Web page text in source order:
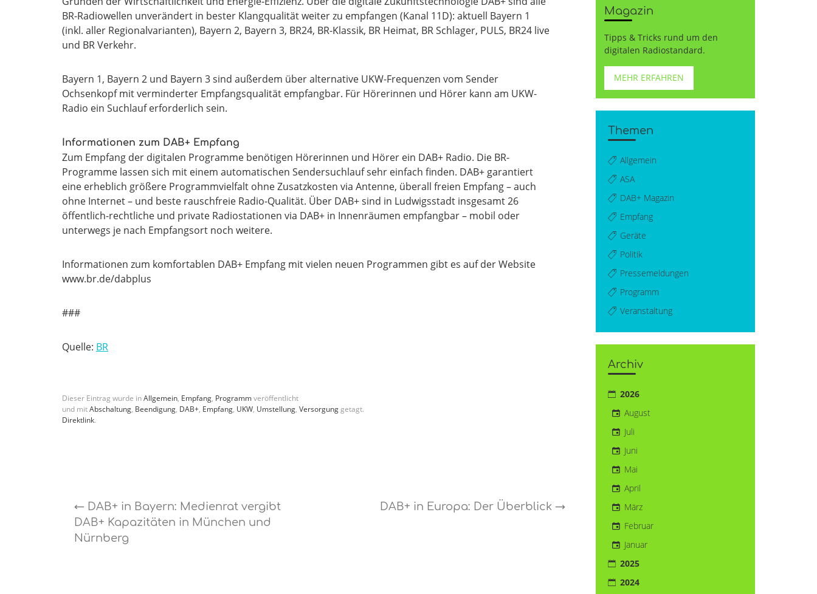
BR-Radiowellen unverändert in bester Klangqualität weiter zu empfangen (Kanal 11D): aktuell Bayern 1
(inkl. aller Regionalvarianten), Bayern 2, Bayern 3, BR24, BR-Klassik, BR Heimat, BR Schlager, PULS, BR24 live
und BR Verkehr.
Bayern 1, Bayern 2 und Bayern 3 sind außerdem über alternative UKW-Frequenzen vom Sender
Ochsenkopf mit verminderter Empfangsqualität empfangbar. Für Hörerinnen und Hörer kann am UKW-
Radio ein Suchlauf erforderlich sein.
Informationen zum DAB+ Empfang
Zum Empfang der digitalen Programme benötigen Hörerinnen und Hörer ein DAB+ Radio. Die BR-
Programme lassen sich mit einem automatischen Sendersuchlauf sehr einfach finden. DAB+ garantiert
eine erheblich größere Programmvielfalt ohne Zusatzkosten via Antenne, überall freien Empfang – auch
ohne Internet – und beste rauschfreie Radio-Qualität. Über DAB+ sind in Ludwigsstadt insgesamt 26
öffentlich-rechtliche und private Radiostationen via DAB+ in Innenräumen empfangbar – mobil oder
unterwegs je nach Empfangsort noch weitere.
Informationen zum komfortablen DAB+ Empfang mit vielen neuen Programmen gibt es auf der Website
www.br.de/dabplus
###
Quelle: BR
Dieser Eintrag wurde inAllgemein, Empfang, Programmveröffentlicht
und mitAbschaltung, Beendigung, DAB+, Empfang, UKW, Umstellung, Versorgung getagt.
Direktlink.
← DAB+ in Bayern: Medienrat vergibt
DAB+ Kapazitäten in München und
Nürnberg
DAB+ in Europa: Der Überblick →
Magazin
Tipps & Tricks rund um den
digitalen Radiostandard.
MEHR ERFAHREN
Themen
Allgemein
ASA
DAB+ Magazin
Empfang
Geräte
Politik
Pressemeldungen
Programm
Veranstaltung
Archiv
2026
August
Juli
Juni
Mai
April
März
Februar
Januar
2025
2024